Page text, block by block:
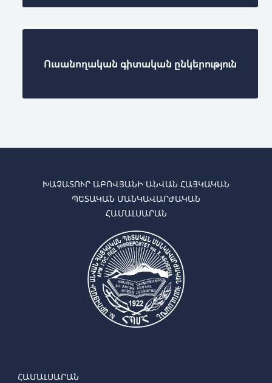
Ուսանողական գիտական ընկերություն
ԽԱՉԱՏՈՒՐ ԱԲՈՎՅԱՆԻ ԱՆՎԱՆ ՀԱՅԿԱԿԱՆ
ՊԵՏԱԿԱՆ ՄԱՆԿԱՎԱՐԺԱԿԱՆ
ՀԱՄԱԼՍԱՐԱՆ
ՀԱՄԱԼՍԱՐԱՆ